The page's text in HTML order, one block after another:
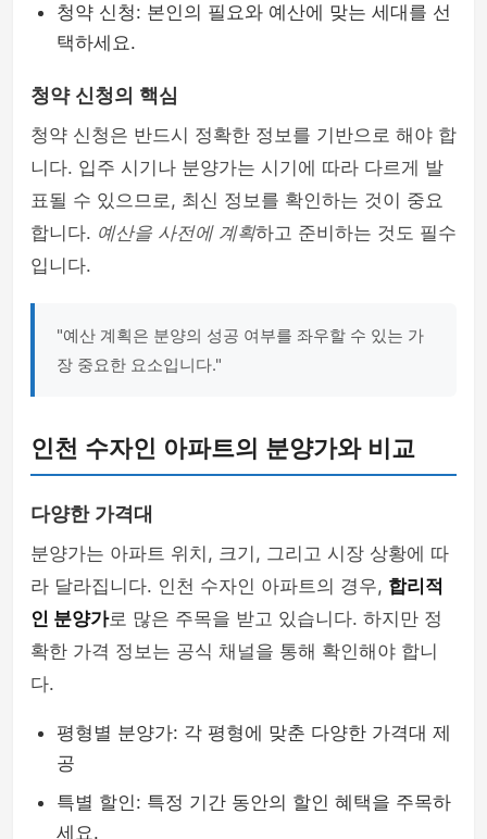
청약 신청: 본인의 필요와 예산에 맞는 세대를 선
택하세요.
청약 신청의 핵심
청약 신청은 반드시 정확한 정보를 기반으로 해야 합
니다. 입주 시기나 분양가는 시기에 따라 다르게 발
표될 수 있으므로, 최신 정보를 확인하는 것이 중요
합니다. 예산을 사전에 계획하고 준비하는 것도 필수
입니다.
"예산 계획은 분양의 성공 여부를 좌우할 수 있는 가
장 중요한 요소입니다."
인천 수자인 아파트의 분양가와 비교
다양한 가격대
분양가는 아파트 위치, 크기, 그리고 시장 상황에 따
라 달라집니다. 인천 수자인 아파트의 경우, 합리적
인 분양가로 많은 주목을 받고 있습니다. 하지만 정
확한 가격 정보는 공식 채널을 통해 확인해야 합니
다.
평형별 분양가: 각 평형에 맞춘 다양한 가격대 제
공
특별 할인: 특정 기간 동안의 할인 혜택을 주목하
세요.